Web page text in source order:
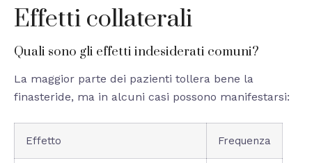
Effetti collaterali
Quali sono gli effetti indesiderati comuni?
La maggior parte dei pazienti tollera bene la
finasteride, ma in alcuni casi possono manifestarsi:
Effetto Frequenza